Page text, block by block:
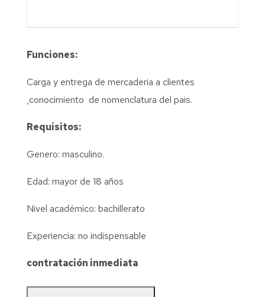
Funciones:
Carga y entrega de mercaderia a clientes
,conocimiento de nomenclatura del pais.
Requisitos:
Genero: masculino.
Edad: mayor de 18 años
Nivel académico: bachillerato
Experiencia: no indispensable
contratación inmediata